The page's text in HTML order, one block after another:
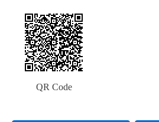
QR Code